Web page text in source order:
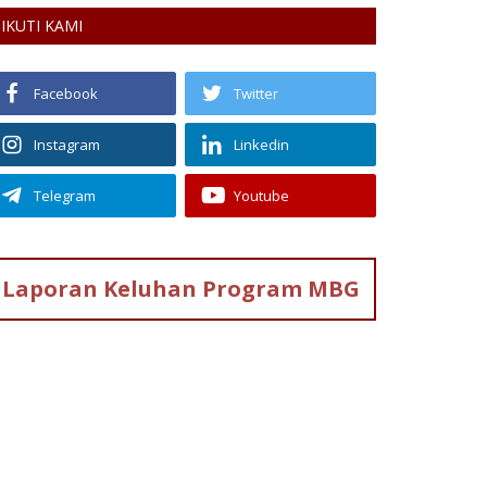
IKUTI KAMI
Facebook Twitter
Instagram Linkedin
Telegram Youtube
Laporan Keluhan Program MBG